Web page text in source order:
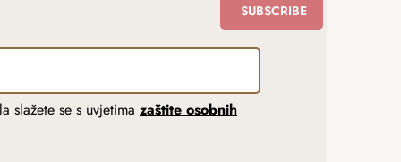
slažete se s uvjetima zaštite osobnih
SUBSCRIBE